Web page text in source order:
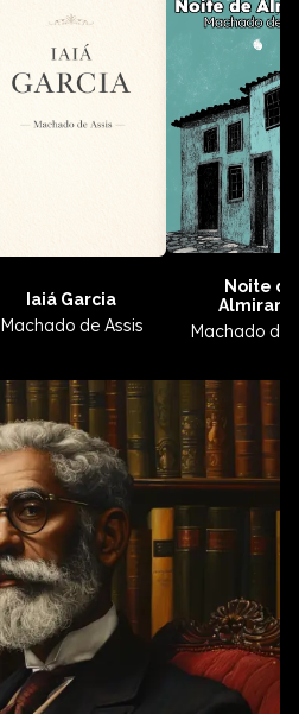
Iaiá Garcia
Machado de Assis
Noite de
Machado de